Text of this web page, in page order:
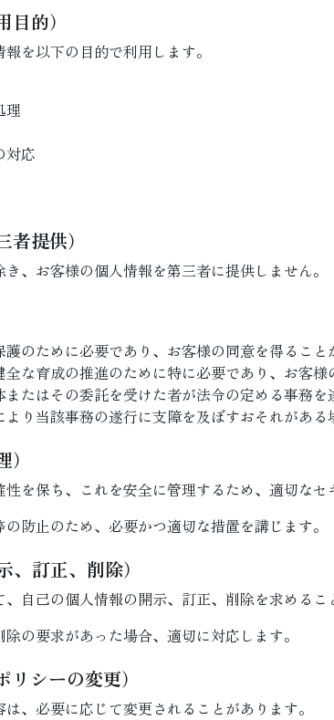
的）
を以下の目的で利用します。
理
対応
提供）
、お客様の個人情報を第三者に提供しません。
のために必要であり、お客様の同意を得るこ
な育成の推進のために特に必要であり、お客
たはその委託を受けた者が法令の定める事務
より当該事務の遂行に支障を及ぼすおそれがある
を保ち、これを安全に管理するため、適切なセ
防止のため、必要かつ適切な措置を講じます。
訂正、削除）
自己の個人情報の開示、訂正、削除を求めるこ
の要求があった場合、適切に対応します。
シーの変更）
、必要に応じて変更されることがあります。